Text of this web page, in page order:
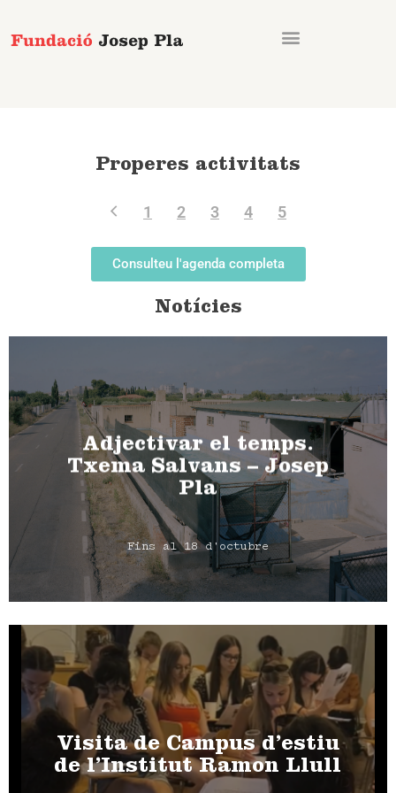
al
Properes activitats
1 2 3 4 5
Consulteu l'agenda completa
Notícies
Adjectivar el temps.
Txema Salvans – Josep
Pla
Fins al 18 d'octubre
Visita de Campus d’estiu
de l’Institut Ramon Llull